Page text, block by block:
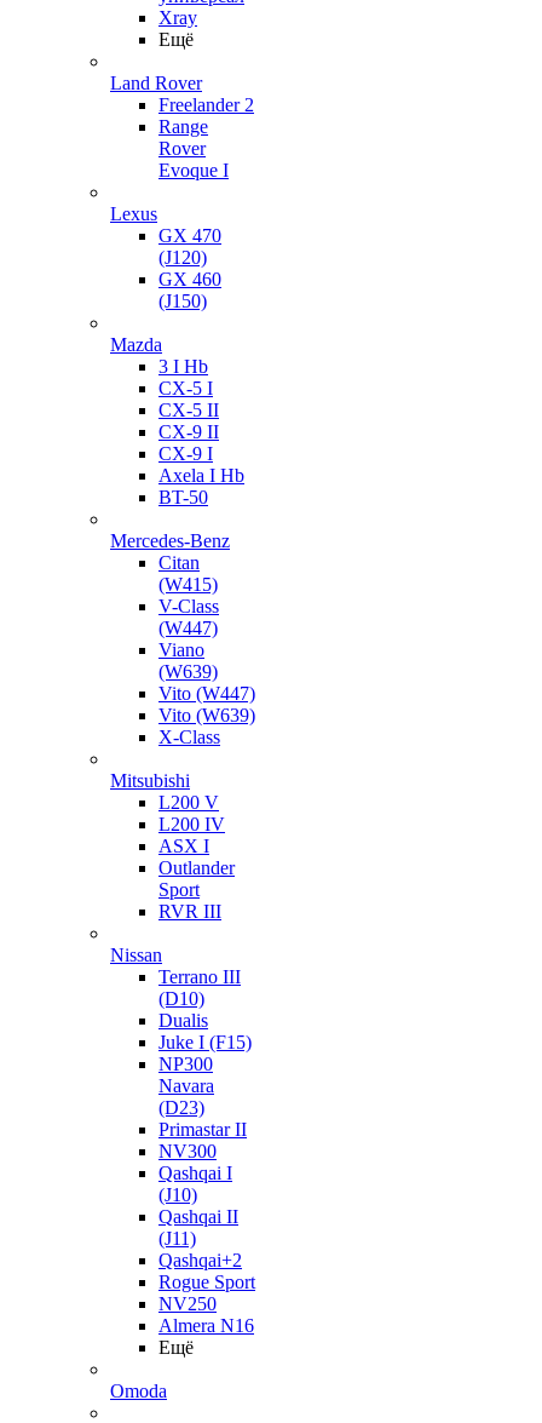
Xray
Ещё
Land Rover
Freelander 2
Range
Rover
Evoque I
Lexus
GX 470
(J120)
GX 460
(J150)
Mazda
3 I Hb
CX-5 I
CX-5 II
CX-9 II
CX-9 I
Axela I Hb
BT-50
Mercedes-Benz
Citan
(W415)
V-Class
(W447)
Viano
(W639)
Vito (W447)
Vito (W639)
X-Class
Mitsubishi
L200 V
L200 IV
ASX I
Outlander
Sport
RVR III
Nissan
Terrano III
(D10)
Dualis
Juke I (F15)
NP300
Navara
(D23)
Primastar II
NV300
Qashqai I
(J10)
Qashqai II
(J11)
Qashqai+2
Rogue Sport
NV250
Almera N16
Ещё
Omoda